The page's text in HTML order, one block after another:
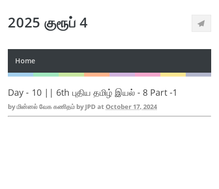
2025 குரூப் 4
Home
Day - 10 || 6th புதிய தமிழ் இயல் - 8 Part -1
byமின்னல் வேக கணிதம் by JPD at October 17, 2024